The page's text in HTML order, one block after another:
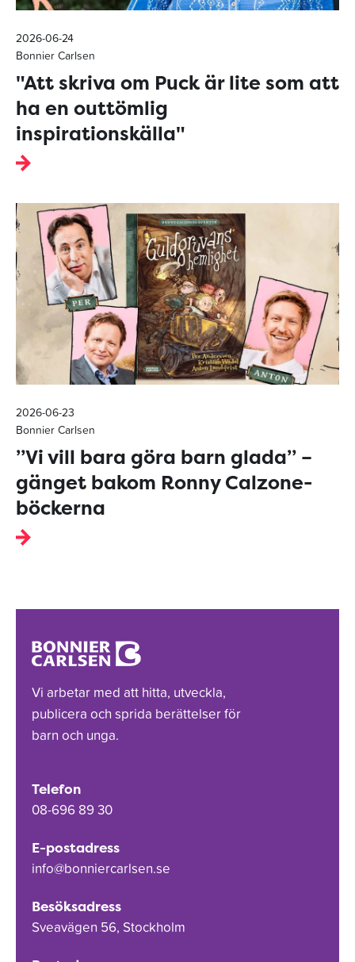
2026-06-24
Bonnier Carlsen
"Att skriva om Puck är lite som att
ha en outtömlig
inspirationskälla"
2026-06-23
Bonnier Carlsen
”Vi vill bara göra barn glada” –
gänget bakom Ronny Calzone-
böckerna
Vi arbetar med att hitta, utveckla,
publicera och sprida berättelser för
barn och unga.
Telefon
08-696 89 30
E-postadress
info@bonniercarlsen.se
Besöksadress
Sveavägen 56, Stockholm